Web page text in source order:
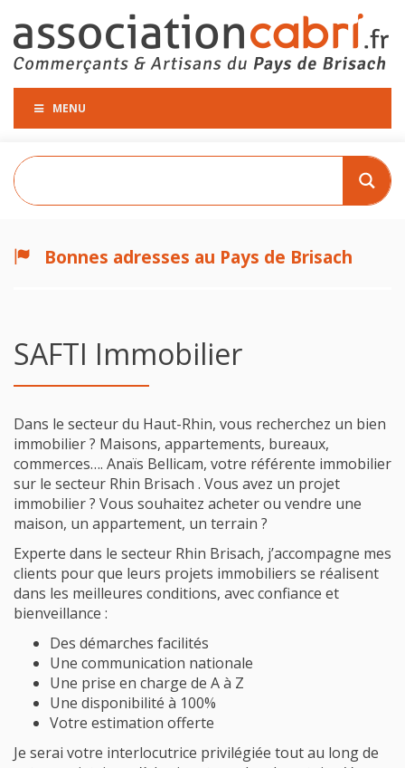
MENU
Bonnes adresses au Pays de Brisach
SAFTI Immobilier
Dans le secteur du Haut-Rhin, vous recherchez un bien
immobilier ? Maisons, appartements, bureaux,
commerces…. Anaïs Bellicam, votre référente immobilier
sur le secteur Rhin Brisach . Vous avez un projet
immobilier ? Vous souhaitez acheter ou vendre une
maison, un appartement, un terrain ?
Experte dans le secteur Rhin Brisach, j’accompagne mes
clients pour que leurs projets immobiliers se réalisent
dans les meilleures conditions, avec confiance et
bienveillance :
Des démarches facilités
Une communication nationale
Une prise en charge de A à Z
Une disponibilité à 100%
Votre estimation offerte
Je serai votre interlocutrice privilégiée tout au long de